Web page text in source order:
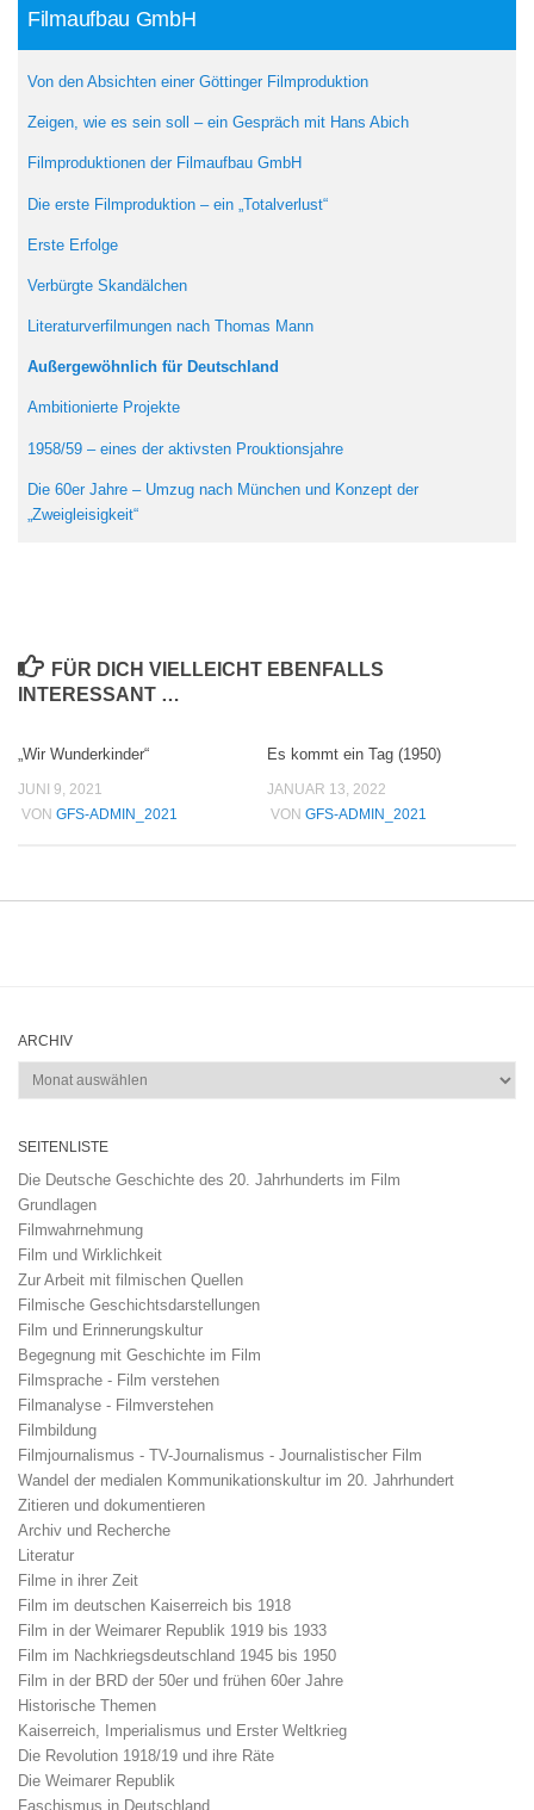
Filmaufbau GmbH
Von den Absichten einer Göttinger Filmproduktion
Zeigen, wie es sein soll – ein Gespräch mit Hans Abich
Filmproduktionen der Filmaufbau GmbH
Die erste Filmproduktion – ein „Totalverlust“
Erste Erfolge
Verbürgte Skandälchen
Literaturverfilmungen nach Thomas Mann
Außergewöhnlich für Deutschland
Ambitionierte Projekte
1958/59 – eines der aktivsten Prouktionsjahre
Die 60er Jahre – Umzug nach München und Konzept der
„Zweigleisigkeit“
FÜR DICH VIELLEICHT EBENFALLS
INTERESSANT …
„Wir Wunderkinder“
JUNI 9, 2021
VON GFS-ADMIN_2021
Es kommt ein Tag (1950)
JANUAR 13, 2022
VON GFS-ADMIN_2021
ARCHIV
Archiv
SEITENLISTE
Die Deutsche Geschichte des 20. Jahrhunderts im Film
Grundlagen
Filmwahrnehmung
Film und Wirklichkeit
Zur Arbeit mit filmischen Quellen
Filmische Geschichtsdarstellungen
Film und Erinnerungskultur
Begegnung mit Geschichte im Film
Filmsprache - Film verstehen
Filmanalyse - Filmverstehen
Filmbildung
Filmjournalismus - TV-Journalismus - Journalistischer Film
Wandel der medialen Kommunikationskultur im 20. Jahrhundert
Zitieren und dokumentieren
Archiv und Recherche
Literatur
Filme in ihrer Zeit
Film im deutschen Kaiserreich bis 1918
Film in der Weimarer Republik 1919 bis 1933
Film im Nachkriegsdeutschland 1945 bis 1950
Film in der BRD der 50er und frühen 60er Jahre
Historische Themen
Kaiserreich, Imperialismus und Erster Weltkrieg
Die Revolution 1918/19 und ihre Räte
Die Weimarer Republik
Faschismus in Deutschland